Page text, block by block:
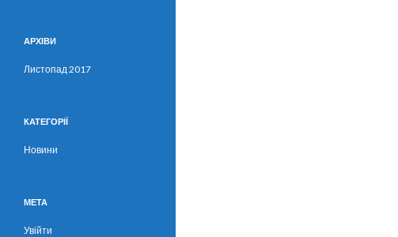
АРХІВИ
Листопад 2017
КАТЕГОРІЇ
Новини
МЕТА
Увійти